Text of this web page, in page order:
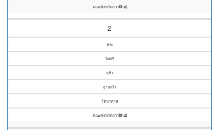
คณะจังหวัดกาฬสินธุ์
2
พระ
ไพศรี
กุชัว
ฐานกโร
วัดนาตาล
คณะจังหวัดกาฬสินธุ์